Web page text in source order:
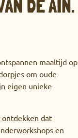
DE AIN.
maaltijd op
om oude
eigen unieke
ontdekken dat
en